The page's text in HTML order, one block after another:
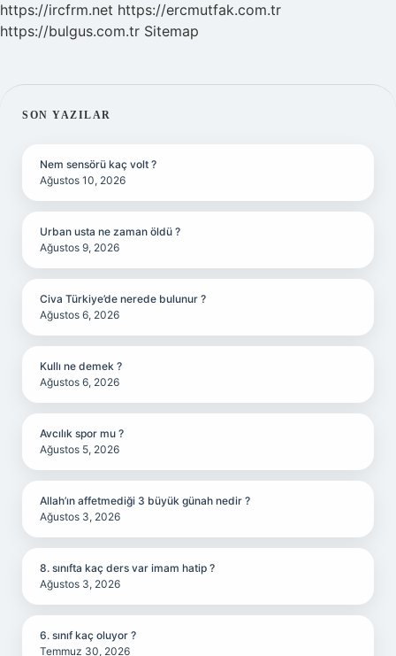
https://ircfrm.net https://ercmutfak.com.tr
https://bulgus.com.tr Sitemap
SIDEBAR
SON YAZILAR
Nem sensörü kaç volt ?
Ağustos 10, 2026
Urban usta ne zaman öldü ?
Ağustos 9, 2026
Civa Türkiye’de nerede bulunur ?
Ağustos 6, 2026
Kullı ne demek ?
Ağustos 6, 2026
Avcılık spor mu ?
Ağustos 5, 2026
Allah’ın affetmediği 3 büyük günah nedir ?
Ağustos 3, 2026
8. sınıfta kaç ders var imam hatip ?
Ağustos 3, 2026
6. sınıf kaç oluyor ?
Temmuz 30, 2026